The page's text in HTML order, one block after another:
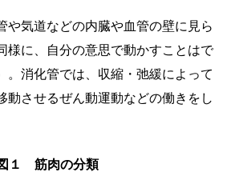
や気道などの内臓や血管の壁に見ら
様に、自分の意思で動かすことはで
。消化管では、収縮・弛緩によって
動させるぜん動運動などの働きをし
１ 筋肉の分類